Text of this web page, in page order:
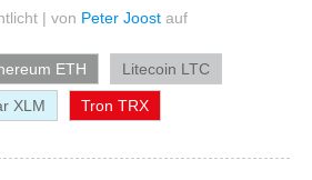
| von Peter Joost auf
ETH Litecoin LTC
XLM Tron TRX